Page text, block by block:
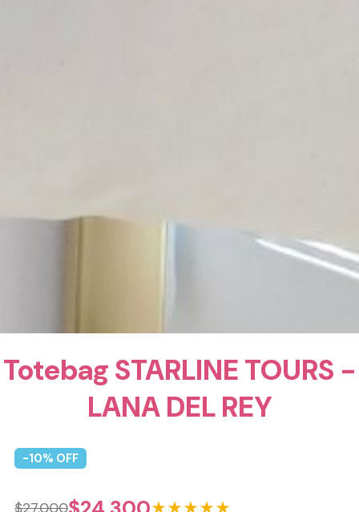
Totebag STARLINE TOURS -
LANA DEL REY
-10% OFF
$27.000